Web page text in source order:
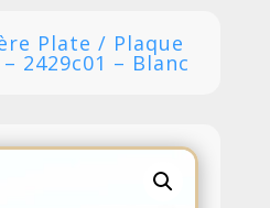
Plate / Plaque
2429c01 – Blanc